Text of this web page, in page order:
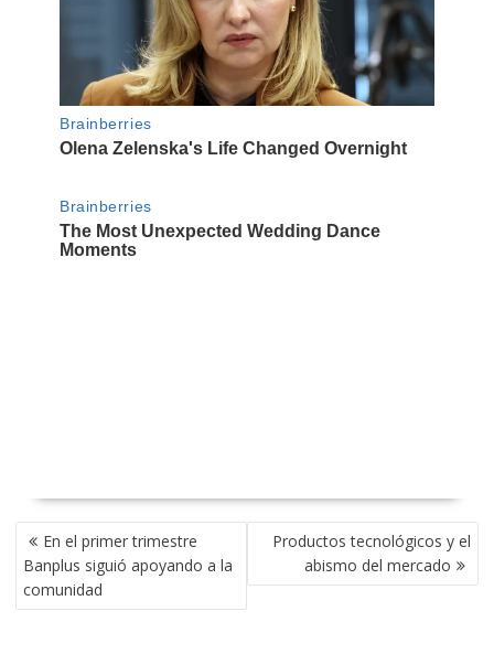
NAVEGACIÓN
DE
ENTRADAS
En el primer trimestre
Banplus siguió apoyando a la
comunidad
Productos tecnológicos y el
abismo del mercado